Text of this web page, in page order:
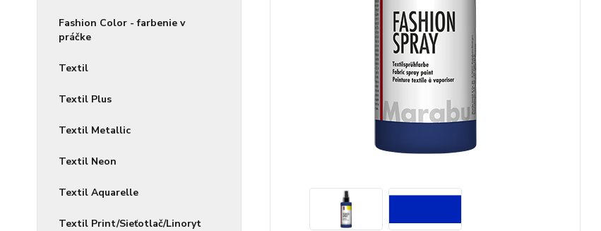
Fashion Color - farbenie v
práčke
Textil
Textil Plus
Textil Metallic
Textil Neon
Textil Aquarelle
Textil Print/Sieťotlač/Linoryt